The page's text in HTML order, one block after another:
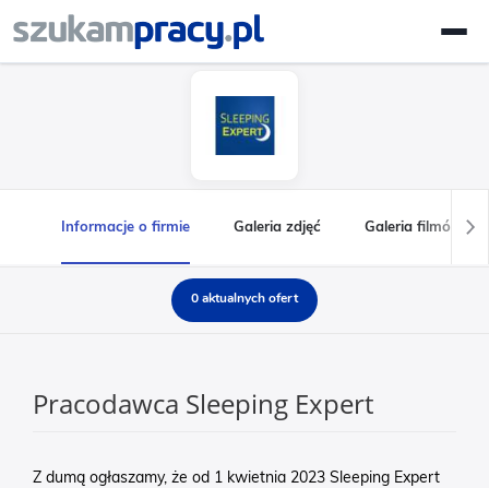
Informacje o firmie Galeria zdjęć Galeria filmów
0 aktualnych ofert
Pracodawca Sleeping Expert
Z dumą ogłaszamy, że od 1 kwietnia 2023 Sleeping Expert